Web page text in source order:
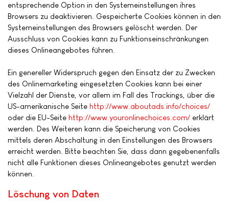
entsprechende Option in den Systemeinstellungen ihres
Browsers zu deaktivieren. Gespeicherte Cookies können in den
Systemeinstellungen des Browsers gelöscht werden. Der
Ausschluss von Cookies kann zu Funktionseinschränkungen
dieses Onlineangebotes führen.
Ein genereller Widerspruch gegen den Einsatz der zu Zwecken
des Onlinemarketing eingesetzten Cookies kann bei einer
Vielzahl der Dienste, vor allem im Fall des Trackings, über die
US-amerikanische Seite http://www.aboutads.info/choices/
oder die EU-Seite http://www.youronlinechoices.com/ erklärt
werden. Des Weiteren kann die Speicherung von Cookies
mittels deren Abschaltung in den Einstellungen des Browsers
erreicht werden. Bitte beachten Sie, dass dann gegebenenfalls
nicht alle Funktionen dieses Onlineangebotes genutzt werden
können.
Löschung von Daten